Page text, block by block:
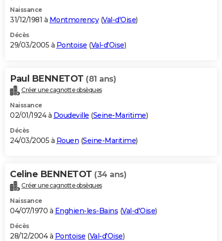
Naissance
31/12/1981 à Montmorency(Val-d'Oise)
Décès
29/03/2005 à Pontoise (Val-d'Oise)
Paul BENNETOT (81 ans)
Créer une cagnotte obsèques
Naissance
02/01/1924 à Doudeville (Seine-Maritime)
Décès
24/03/2005 à Rouen (Seine-Maritime)
Celine BENNETOT (34 ans)
Créer une cagnotte obsèques
Naissance
04/07/1970 à Enghien-les-Bains (Val-d'Oise)
Décès
28/12/2004 à Pontoise (Val-d'Oise)